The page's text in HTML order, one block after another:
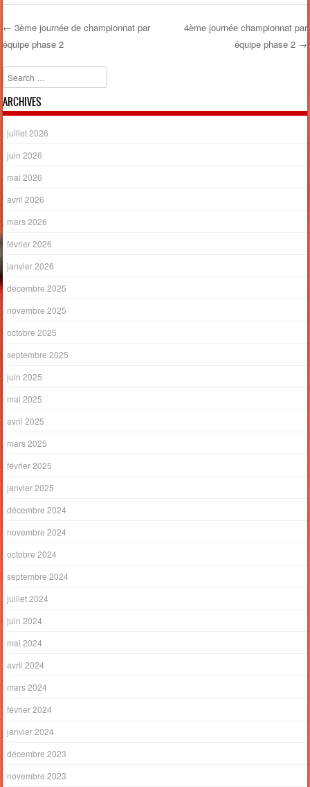
Post navigation
← 3ème journée de championnat par
équipe phase 2
4ème journée championnat par
équipe phase 2 →
Search
ARCHIVES
juillet 2026
juin 2026
mai 2026
avril 2026
mars 2026
février 2026
janvier 2026
décembre 2025
novembre 2025
octobre 2025
septembre 2025
juin 2025
mai 2025
avril 2025
mars 2025
février 2025
janvier 2025
décembre 2024
novembre 2024
octobre 2024
septembre 2024
juillet 2024
juin 2024
mai 2024
avril 2024
mars 2024
février 2024
janvier 2024
décembre 2023
novembre 2023